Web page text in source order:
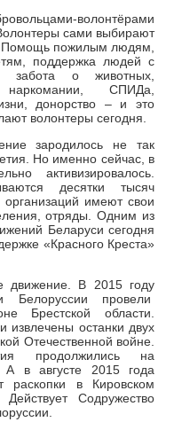
волонтёрами
сами выбирают
Помощь пожилым людям,
поддержка людей с
забота о животных,
наркомании, СПИДа,
донорство – и это
волонтеры сегодня.
зародилось не так
Но именно сейчас, в
активизировалось.
десятки тысяч
имеют свои
отряды. Одним из
Беларуси сегодня
«Красного Креста»
движение. В 2015 году
Белоруссии провели
Брестской области.
останки двух
Отечественной войне.
продолжились на
А в августе 2015 года
раскопки в Кировском
Содружество